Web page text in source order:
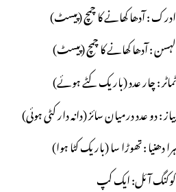
ادرک : آدھا کھانے کا چمچ (پیسٹ)
لہسن : آدھا کھانے کا چمچ (پیسٹ)
ٹماٹر : چار عدد (باریک کٹے ہوئے)
پیاز : دو عدد درمیان سائز (دانہ دار کٹی ہوئی)
ہرا دھنیا : تھوڑا سا (باریک کٹا ہوا)
کوکنگ آئل: ایک کپ